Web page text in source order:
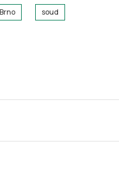
Brno soud